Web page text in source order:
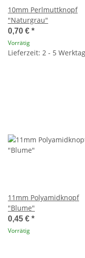
10mm Perlmuttknopf
"Naturgrau"
0,70 € *
Vorrätig
Lieferzeit: 2 - 5
11mm Polyamidknopf
"Blume"
0,45 € *
Vorrätig